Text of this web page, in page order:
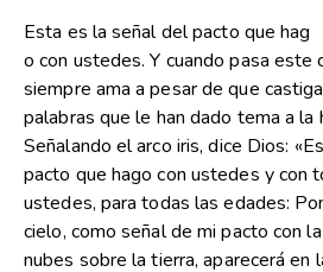
Esta es la señal del pacto que hag
o con ustedes. Y cuando pasa este
siempre ama a pesar de que
palabras que le han dado tema a la
Señalando el arco iris, dice Dios:
pacto que hago con ustedes y con
ustedes, para todas las edades:
cielo, como señal de mi pacto con
nubes sobre la tierra, aparecerá en